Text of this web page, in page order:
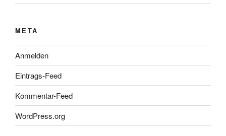
META
Anmelden
Eintrags-Feed
Kommentar-Feed
WordPress.org